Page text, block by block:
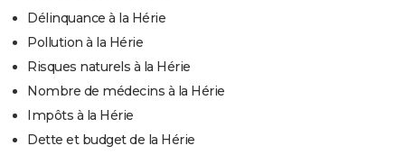
Délinquance à la Hérie
Pollution à la Hérie
Risques naturels à la Hérie
Nombre de médecins à la Hérie
Impôts à la Hérie
Dette et budget de la Hérie